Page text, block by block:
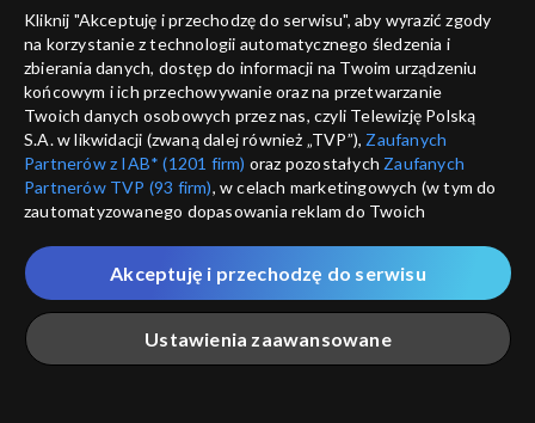
emigracyjnym gruncie rozsławiają dobre imię Polski.
W każdym odcinku omówione są aktualne wydarzenia z Francji,
Niemiec, Hiszpanii i Niderlandów, a także sylwetka Polaka/Polki,
którzy rozsławiają imię Polski i prężnie działają zawodowo.
Dobrze odnaleźli się w nowej, emigracyjnej rzeczywistości.
Sezony i odcinki
Wybierz
Odcinki
Rekomendowane dla Ciebie
Kliknij "Akceptuję i przechodzę do serwisu", aby wyrazić zgody
na korzystanie z technologii automatycznego śledzenia i
zbierania danych, dostęp do informacji na Twoim urządzeniu
końcowym i ich przechowywanie oraz na przetwarzanie
Twoich danych osobowych przez nas, czyli Telewizję Polską
S.A. w likwidacji (zwaną dalej również „TVP”), Zaufanych
Partnerów z IAB* (1201 firm) oraz pozostałych Zaufanych
Partnerów TVP (93 firm), w celach marketingowych (w tym do
zautomatyzowanego dopasowania reklam do Twoich
które wskazujemy poniżej, a także zgody na udostępnianie
przez nas identyfikatora PPID do Google.
Twoje dane osobowe zbierane podczas odwiedzania przez
Ciebie naszych
poszczególnych serwisówzwanych dalej
„Portalem”, w tym informacje zapisywane za pomocą
Ustawienia zaawansowane
Akceptuję i przechodzę do serwisu